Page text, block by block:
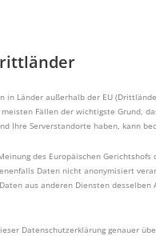
in Länder außerhalb der EU
Fällen der wichtigste Grund,
Ihre Serverstandorte haben, kann
des Europäischen
Daten nicht anonymisiert
aus anderen Diensten
Datenschutzerklärung genauer